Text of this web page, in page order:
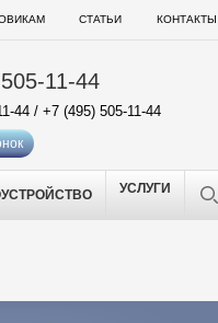
СТАТЬИ КОНТАКТЫ
11-44
44 / +7 (495) 505-11-44
УСЛУГИ